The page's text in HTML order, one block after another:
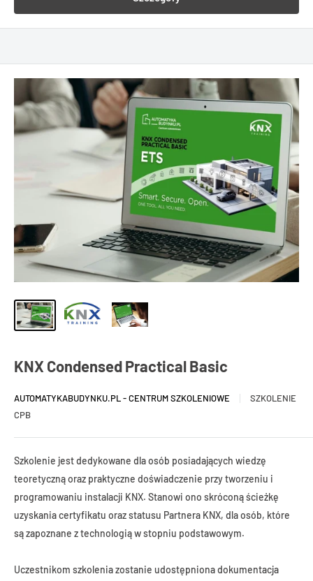
KNX Condensed Practical Basic
AUTOMATYKABUDYNKU.PL - CENTRUM SZKOLENIOWE
SZKOLENIE
CPB
Szkolenie jest dedykowane dla osób posiadających wiedzę
teoretyczną oraz praktyczne doświadczenie przy tworzeniu i
programowaniu instalacji KNX. Stanowi ono skróconą ścieżkę
uzyskania certyfikatu oraz statusu Partnera KNX, dla osób, które
są zapoznane z technologią w stopniu podstawowym.
Uczestnikom szkolenia zostanie udostępniona dokumentacja